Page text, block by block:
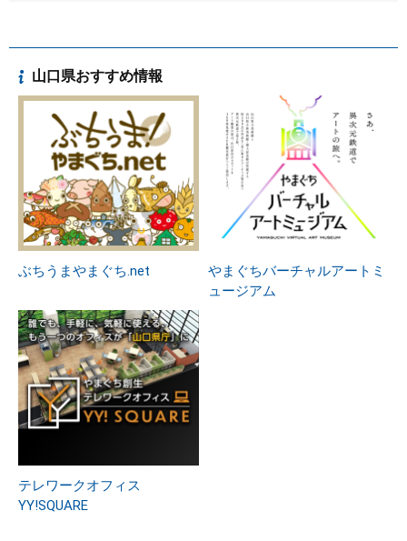
山口県おすすめ情報
ぶちうまやまぐち.net
やまぐちバーチャルアートミ
ュージアム
テレワークオフィス
YY!SQUARE